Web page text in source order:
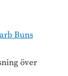
Buns
över